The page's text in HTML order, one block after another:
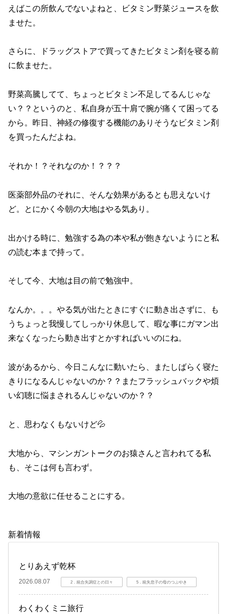
えばこの所飲んでないよねと、ビタミン野菜ジュースを飲
ませた。
さらに、ドラッグストアで買ってきたビタミン剤を寝る前
に飲ませた。
野菜高騰してて、ちょっとビタミン不足してるんじゃな
い？？というのと、私自身が五十肩で腕が痛くて困ってる
から。昨日、神経の修復する機能のありそうなビタミン剤
を買ったんだよね。
それか！？それなのか！？？？
医薬部外品のそれに、そんな効果があるとも思えないけ
ど。とにかく今朝の大地はやる気あり。
出かける時に、勉強する為の本や私が飽きないようにと私
の読む本まで持って。
そして今、大地は目の前で勉強中。
なんか。。。やる気が出たときにすぐに動き出さずに、も
うちょっと我慢してしっかり休息して、暇な事にガマン出
来なくなったら動き出すとかすればいいのにね。
波があるから、今日こんなに動いたら、またしばらく寝た
きりになるんじゃないのか？？またフラッシュバックや煩
い幻聴に悩まされるんじゃないのか？？
と、思わなくもないけど💦
大地から、マシンガントークのお猿さんと言われてる私
も、そこは何も言わず。
大地の意欲に任せることにする。
新着情報
とりあえず乾杯
2026.08.07 2．統合失調症との日々 5．統失息子の母のつぶやき
わくわくミニ旅行